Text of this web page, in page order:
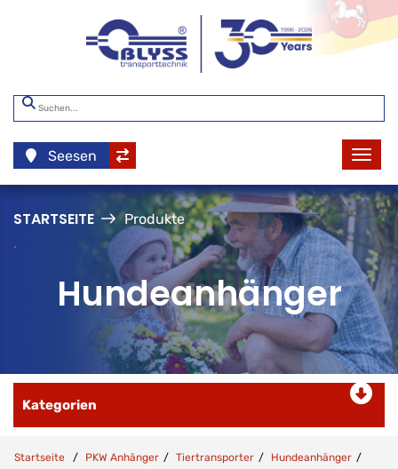
Seesen
STARTSEITE Produkte
.
Hundeanhänger
Kategorien
Startseite PKW Anhänger Tiertransporter Hundeanhänger